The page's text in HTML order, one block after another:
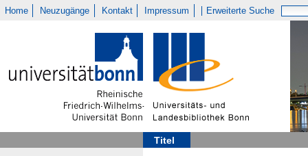
Home Neuzugänge Kontakt Impressum Erweiterte Suche
Titel